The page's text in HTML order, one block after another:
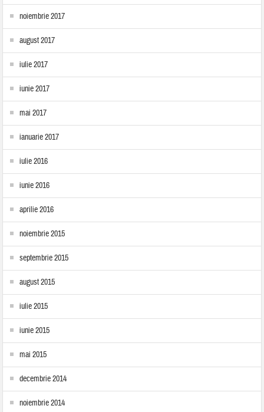
noiembrie 2017
august 2017
iulie 2017
iunie 2017
mai 2017
ianuarie 2017
iulie 2016
iunie 2016
aprilie 2016
noiembrie 2015
septembrie 2015
august 2015
iulie 2015
iunie 2015
mai 2015
decembrie 2014
noiembrie 2014